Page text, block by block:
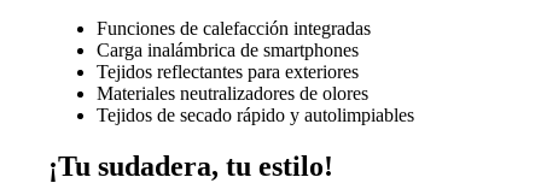
Funciones de calefacción integradas
Carga inalámbrica de smartphones
Tejidos reflectantes para exteriores
Materiales neutralizadores de olores
Tejidos de secado rápido y autolimpiables
¡Tu sudadera, tu estilo!